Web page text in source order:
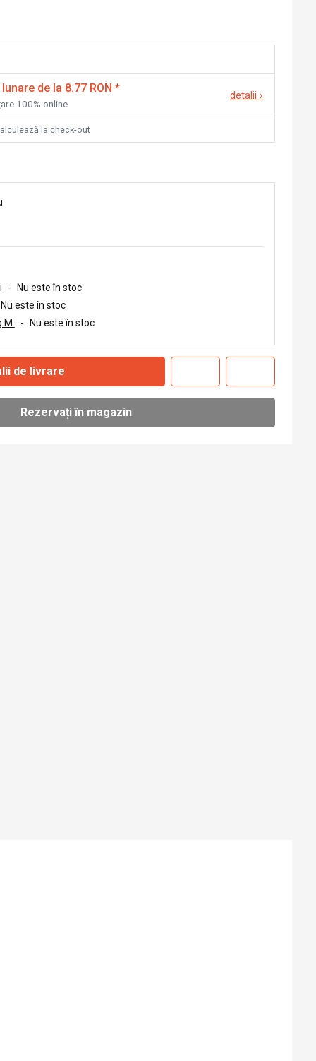
de la 8.77 RON *
100% online
detalii ›
la check-out
- Nu este în stoc
Nu este în stoc
- Nu este în stoc
de livrare
Rezervați în magazin